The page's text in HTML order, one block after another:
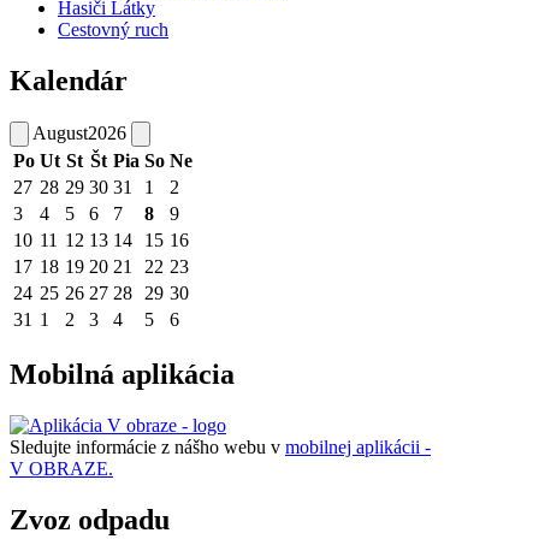
Hasiči Látky
Cestovný ruch
Kalendár
August2026
Po Ut St Št Pia So Ne
27 28 29 30 31 1
2
3
4 5 6 7 8
9
10 11 12 13 14 15 16
17 18 19 20 21 22 23
24 25 26 27 28 29 30
31 1 2 3 4 5 6
Mobilná aplikácia
Sledujte informácie z nášho webu v mobilnej aplikácii -
V OBRAZE.
Zvoz odpadu